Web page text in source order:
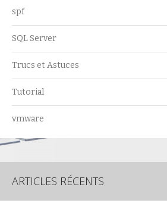
spf
SQL Server
Trucs et Astuces
Tutorial
vmware
ARTICLES RÉCENTS